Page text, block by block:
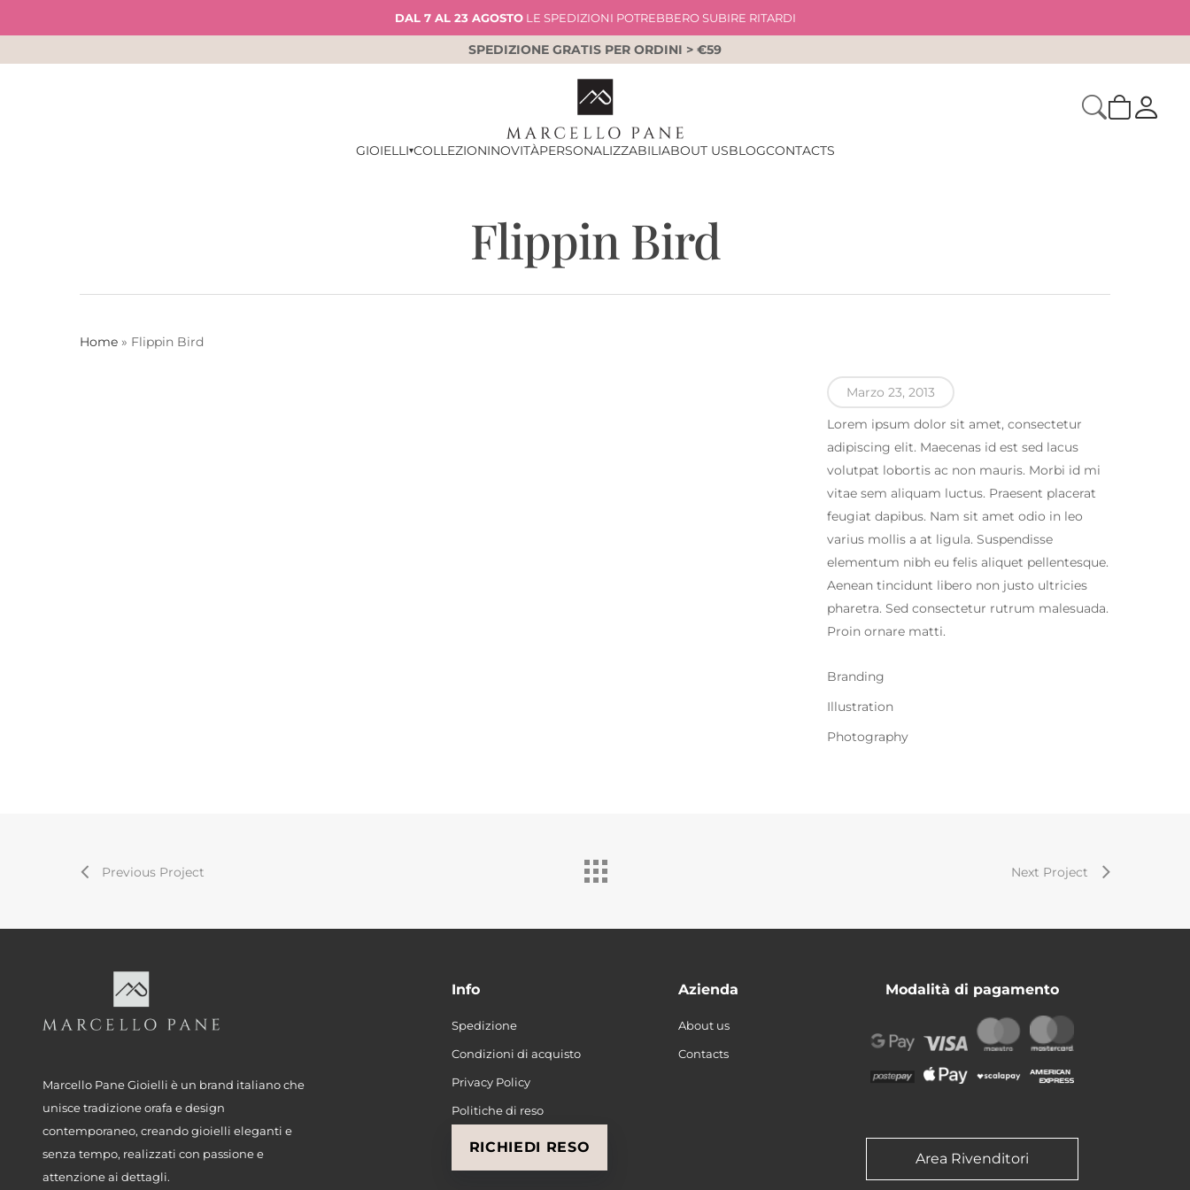
to
DAL 7 AL 23 AGOSTOLE SPEDIZIONI POTREBBERO SUBIRE RITARDI
SPEDIZIONE GRATIS PER ORDINI > €59
GIOIELLI▾COLLEZIONINOVITÀPERSONALIZZABILIABOUT USBLOGCONTACTS
Flippin Bird
Home » Flippin Bird
Marzo 23, 2013
Lorem ipsum dolor sit amet, consectetur
adipiscing elit. Maecenas id est sed lacus
volutpat lobortis ac non mauris. Morbi id mi
vitae sem aliquam luctus. Praesent placerat
feugiat dapibus. Nam sit amet odio in leo
varius mollis a at ligula. Suspendisse
elementum nibh eu felis aliquet pellentesque.
Aenean tincidunt libero non justo ultricies
pharetra. Sed consectetur rutrum malesuada.
Proin ornare matti.
Branding
Illustration
Photography
Previous Project Next Project
Marcello Pane Gioielli è un brand italiano che
unisce tradizione orafa e design
contemporaneo, creando gioielli eleganti e
senza tempo, realizzati con passione e
attenzione ai dettagli.
Info
Spedizione
Condizioni di acquisto
Privacy Policy
Politiche di reso
RICHIEDI RESO
Azienda
About us
Contacts
Modalità di pagamento
Area Rivenditori